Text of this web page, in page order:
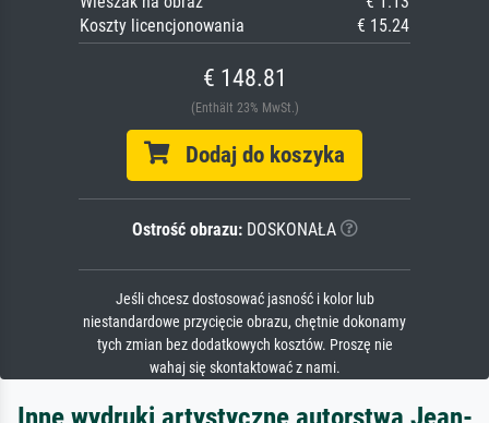
Koszty licencjonowania
€ 15.24
€ 148.81
(Enthält 23% MwSt.)
Dodaj do koszyka
Ostrość obrazu:DOSKONAŁA
Jeśli chcesz dostosować jasność i kolor lub
niestandardowe przycięcie obrazu, chętnie dokonamy
tych zmian bez dodatkowych kosztów. Proszę nie
wahaj się skontaktować z nami.